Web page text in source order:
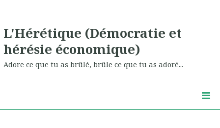
L'Hérétique (Démocratie et
hérésie économique)
Adore ce que tu as brûlé, brûle ce que tu as adoré...